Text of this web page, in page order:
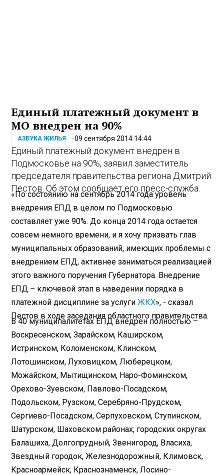
Единый платежный документ в
МО внедрен на 90%
АЗБУКА ЖИЛЬЯ 09 сентября 2014 14:44
Единый платежный документ внедрен в
Подмосковье на 90%, заявил заместитель
председателя правительства региона Дмитрий
Пестов. Об этом сообщает его пресс-служба.
«По состоянию на сентябрь 2014 года уровень
внедрения ЕПД в целом по Подмосковью
составляет уже 90%. До конца 2014 года остается
совсем немного времени, и я хочу призвать глав
муниципальных образований, имеющих проблемы с
внедрением ЕПД, активнее заниматься реализацией
этого важного поручения Губернатора. Внедрение
ЕПД – ключевой этап в наведении порядка в
платежной дисциплине за услугиЖКХ», - сказал
Пестов в ходе заседания областного правительства.
В 40 муниципалитетах ЕПД внедрен полностью –
Воскресенском, Зарайском, Каширском,
Истринском, Коломенском, Клинском,
Лотошинском, Луховицком, Люберецком,
Можайском, Мытищинском, Наро-Фоминском,
Орехово-Зуевском, Павлово-Посадском,
Подольском, Рузском, Серебряно-Прудском,
Сергиево-Посадском, Серпуховском, Ступинском,
Шатурском, Шаховском районах; городских округах
Балашиха, Долгопрудный, Звенигород, Власиха,
Звездный городок, Железнодорожный, Климовск,
Красноармейск, Краснознаменск, Лосино-